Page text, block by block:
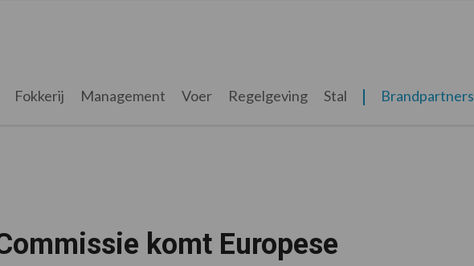
Fokkerij Management Voer Regelgeving Stal Brandpartners
komt Europese